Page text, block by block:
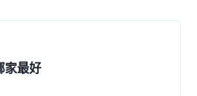
家最好